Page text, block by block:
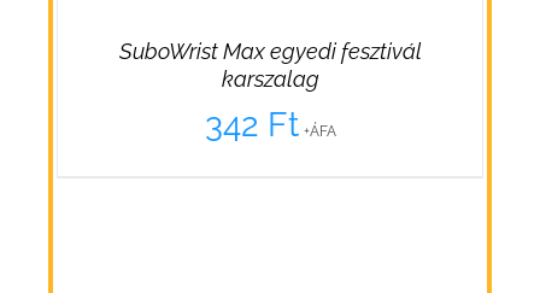
SuboWrist Max egyedi fesztivál
karszalag
342 Ft +ÁFA